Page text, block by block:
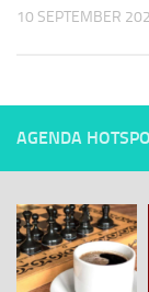
10 SEPTEMBER
AGENDA